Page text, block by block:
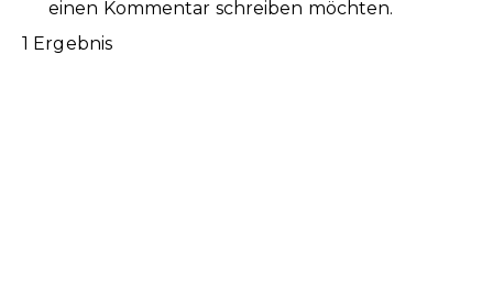
einen Kommentar schreiben möchten.
1 Ergebnis